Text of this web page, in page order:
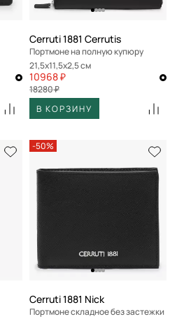
Cerruti 1881 Cerrutis
Портмоне на полную купюру
21,5x11,5x2,5 см
10968 ₽
18280 ₽
В КОРЗИНУ
-50%
Cerruti 1881 Nick
Портмоне складное без застежки